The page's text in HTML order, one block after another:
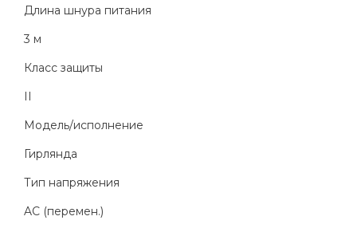
Длина шнура питания
3 м
Класс защиты
II
Модель/исполнение
Гирлянда
Тип напряжения
AC (перемен.)